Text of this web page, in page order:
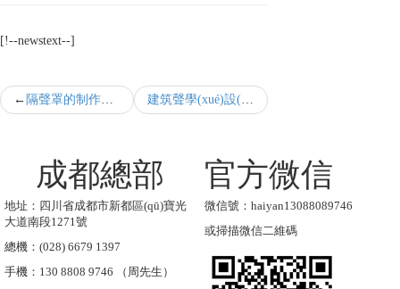
[!--newstext--]
隔聲罩的制作要求有哪些需要考慮的 建筑聲學(xué)設(shè)計具體有哪些內(nèi)容
成都總部
地址：四川省成都市新都區(qū)寶光
大道南段1271號
總機：(028) 6679 1397
手機：130 8808 9746 （周先生）
官方微信
微信號：haiyan13088089746
或掃描微信二維碼